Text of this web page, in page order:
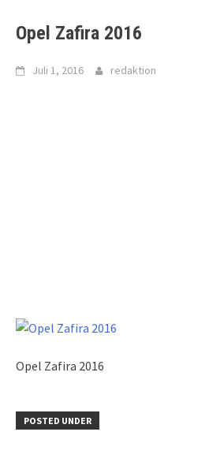
Opel Zafira 2016
Juli 1, 2016 redaktion
Opel Zafira 2016
POSTED UNDER